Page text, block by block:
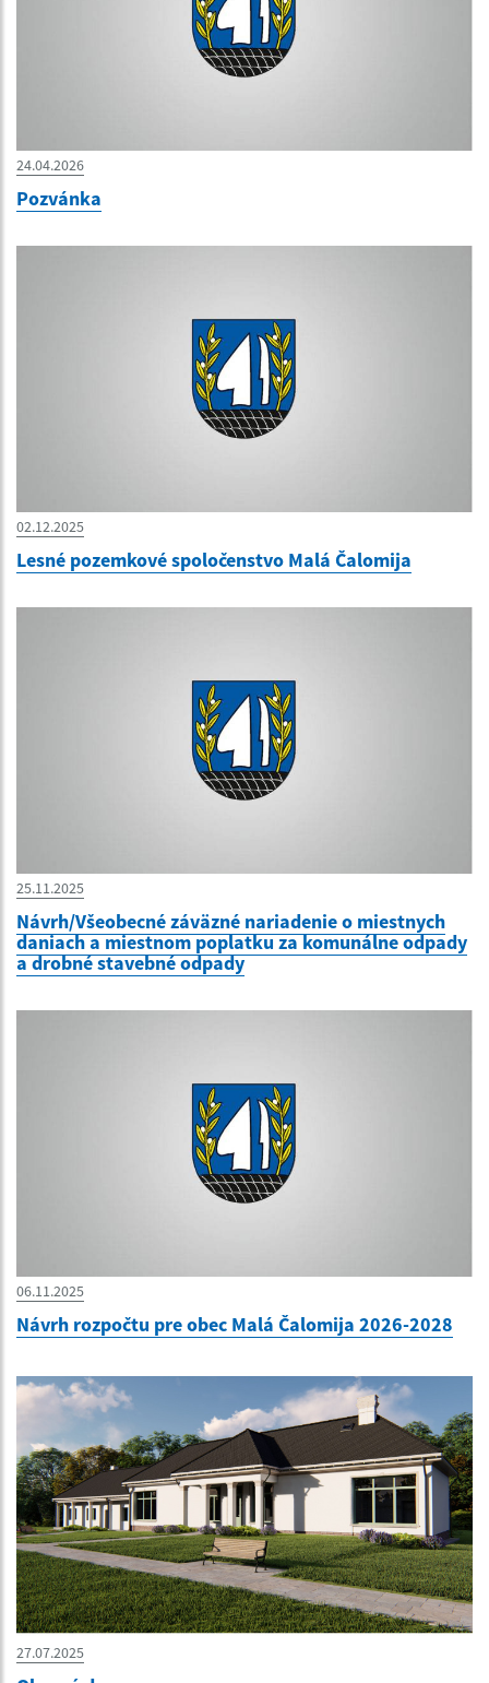
24.04.2026
Pozvánka
02.12.2025
Lesné pozemkové spoločenstvo Malá Čalomija
25.11.2025
Návrh/Všeobecné záväzné nariadenie o miestnych
daniach a miestnom poplatku za komunálne odpady
a drobné stavebné odpady
06.11.2025
Návrh rozpočtu pre obec Malá Čalomija 2026-2028
27.07.2025